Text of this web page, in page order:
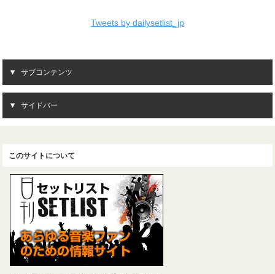
Tweets by dailysetlist_jp
サブコンテンツ
サイドバー
このサイトについて